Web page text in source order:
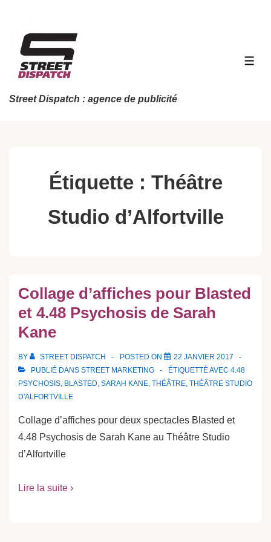
contenu
principal
Street Dispatch : agence de publicité
Étiquette : Théâtre
Studio d’Alfortville
Collage d’affiches pour Blasted
et 4.48 Psychosis de Sarah
Kane
BY STREET DISPATCH POSTED ON
22 JANVIER 2017
PUBLIÉ DANS STREET MARKETING ÉTIQUETTÉ AVEC 4.48
PSYCHOSIS, BLASTED, SARAH KANE, THÉÂTRE, THÉÂTRE STUDIO
D'ALFORTVILLE
Collage d’affiches pour deux spectacles Blasted et
4.48 Psychosis de Sarah Kane au Théâtre Studio
d’Alfortville
Lire la suite ›